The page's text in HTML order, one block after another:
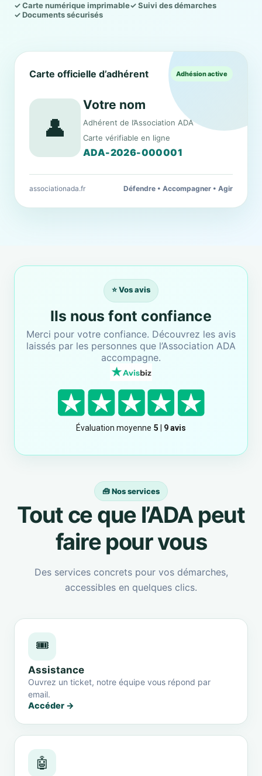
✓ Carte numérique imprimable✓ Suivi des démarches
✓ Documents sécurisés
Carte officielle d’adhérent Adhésion active
👤
Votre nom
Adhérent de l’Association ADA
Carte vérifiable en ligne
ADA-2026-000001
associationada.fr Défendre • Accompagner • Agir
⭐ Vos avis
Ils nous font confiance
Merci pour votre confiance. Découvrez les avis
laissés par les personnes que l’Association ADA
accompagne.
🧰 Nos services
Tout ce que l’ADA peut
faire pour vous
Des services concrets pour vos démarches,
accessibles en quelques clics.
🎟️
Assistance
Ouvrez un ticket, notre équipe vous répond par
email.
Accéder →
🤖